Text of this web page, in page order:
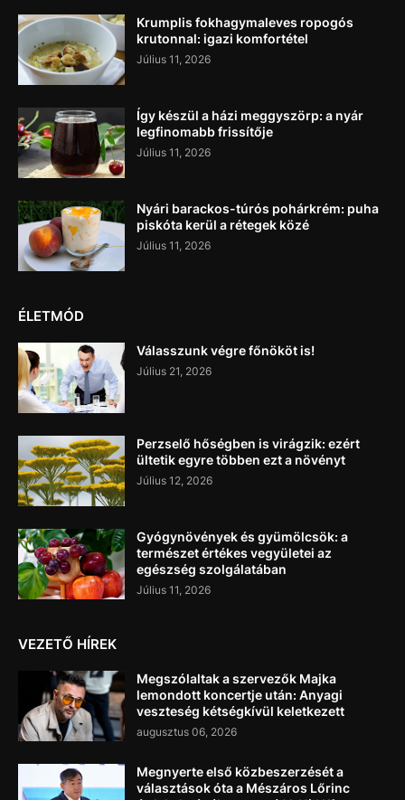
Krumplis fokhagymaleves ropogós
krutonnal: igazi komfortétel
Július 11, 2026
Így készül a házi meggyszörp: a nyár
legfinomabb frissítője
Július 11, 2026
Nyári barackos-túrós pohárkrém: puha
piskóta kerül a rétegek közé
Július 11, 2026
ÉLETMÓD
Válasszunk végre főnököt is!
Július 21, 2026
Perzselő hőségben is virágzik: ezért
ültetik egyre többen ezt a növényt
Július 12, 2026
Gyógynövények és gyümölcsök: a
természet értékes vegyületei az
egészség szolgálatában
Július 11, 2026
VEZETŐ HÍREK
Megszólaltak a szervezők Majka
lemondott koncertje után: Anyagi
veszteség kétségkívül keletkezett
augusztus 06, 2026
Megnyerte első közbeszerzését a
választások óta a Mészáros Lőrinc